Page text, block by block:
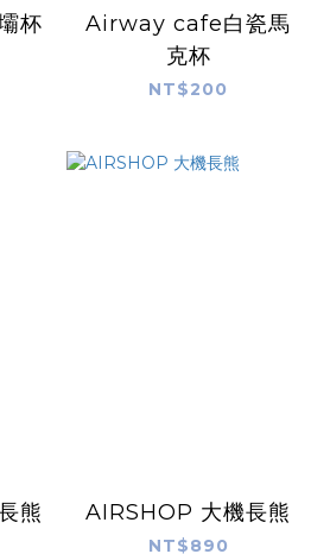
杯
Airway cafe白瓷馬
克杯
NT$200
熊 AIRSHOP 大機長熊
NT$890